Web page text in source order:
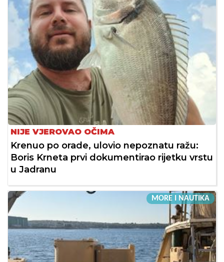
NIJE VJEROVAO OČIMA
Krenuo po orade, ulovio nepoznatu ražu:
Boris Krneta prvi dokumentirao rijetku vrstu
u Jadranu
MORE I NAUTIKA